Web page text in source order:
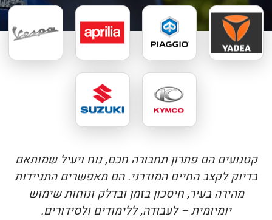
קטנועים הם פתרון תחבורה חכם, נוח ויעיל שמותאם
בדיוק לקצב החיים המודרני. הם מאפשרים התניידות
מהירה בעיר, חיסכון בזמן ובדלק ונוחות שימוש
יומיומית – לעבודה, ללימודים ולסידורים.